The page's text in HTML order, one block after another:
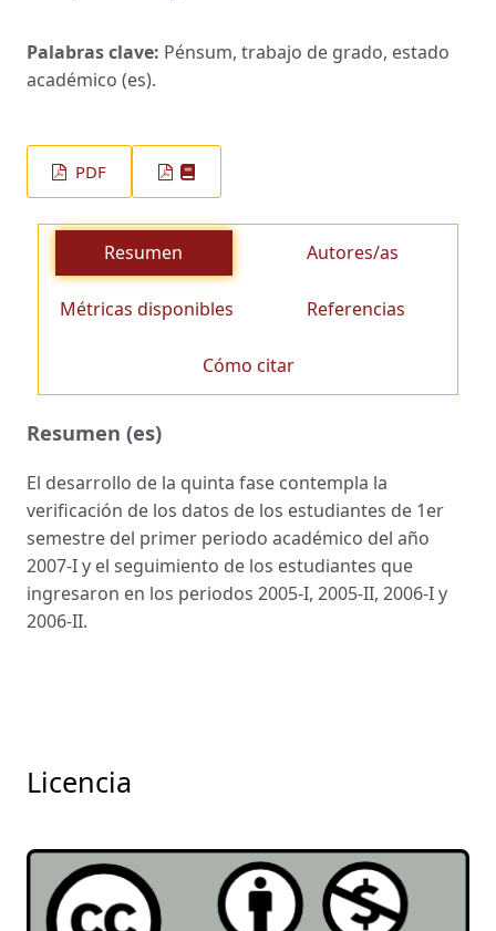
Palabras clave: Pénsum, trabajo de grado, estado
académico (es).
PDF
Resumen Autores/as
Métricas disponibles Referencias
Cómo citar
Resumen (es)
El desarrollo de la quinta fase contempla la
verificación de los datos de los estudiantes de 1er
semestre del primer periodo académico del año
2007-I y el seguimiento de los estudiantes que
ingresaron en los periodos 2005-I, 2005-II, 2006-I y
2006-II.
Licencia